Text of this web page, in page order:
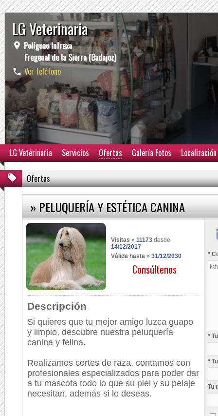
LG Veterinaria
Polígono Infrexa
Fregenal de la Sierra (Badajoz)
Ver teléfono
LG Veterinaria Servicios Ofertas Galería Fotos Localización
Ofertas
» PELUQUERÍA Y ESTÉTICA CANINA
Visitas » 11173 desde
14/12/2017
Válida hasta » 31/12/2030
Consúltenos
Descripción
Si quieres que tu mejor amigo luzca guapo
y limpio, descubre nuestra peluquería
canina y felina.
Realizamos cortes de raza, contamos con
profesionales especializados para poder dar
a tu mascota todo lo que su piel y su pelaje
necesitan, además si lo deseas.
*
*
*
Tu